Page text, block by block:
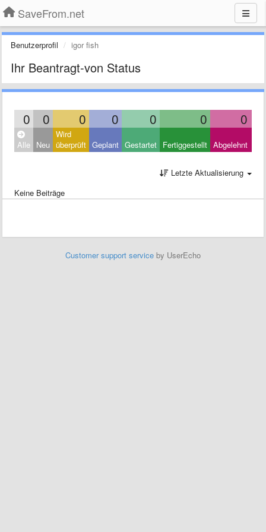
SaveFrom.net
Benutzerprofil igor fish
Ihr Beantragt-von Status
0 0 0 0 0 0 0
Alle Neu
Wird
überprüft Geplant Gestartet Fertiggestellt Abgelehnt
Letzte Aktualisierung
Keine Beiträge
Customer support service by UserEcho